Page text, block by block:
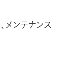
メンテナンス